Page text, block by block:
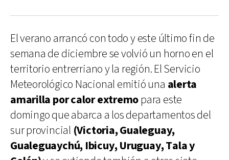
El verano arrancó con todo y este último fin de
semana de diciembre se volvió un horno en el
territorio entrerriano y la región. El Servicio
Meteorológico Nacional emitió una alerta
amarilla por calor extremopara este
domingo que abarca a los departamentos del
sur provincial (Victoria, Gualeguay,
Gualeguaychú, Ibicuy, Uruguay, Tala y